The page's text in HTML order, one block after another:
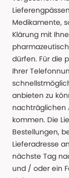
Medikamente,
Klärung mit
dürfen. Für die
Ihrer
anbieten zu
nachträglichen
kommen. Die
Bestellungen,
Lieferadresse
nächste Tag
und / oder ein